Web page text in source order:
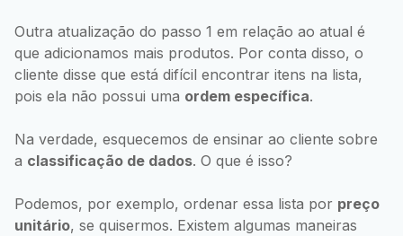
Outra atualização do passo 1 em relação ao atual é
que adicionamos mais produtos. Por conta disso, o
cliente disse que está difícil encontrar itens na lista,
pois ela não possui uma ordem específica.
Na verdade, esquecemos de ensinar ao cliente sobre
a classificação de dados. O que é isso?
Podemos, por exemplo, ordenar essa lista por preço
unitário, se quisermos. Existem algumas maneiras